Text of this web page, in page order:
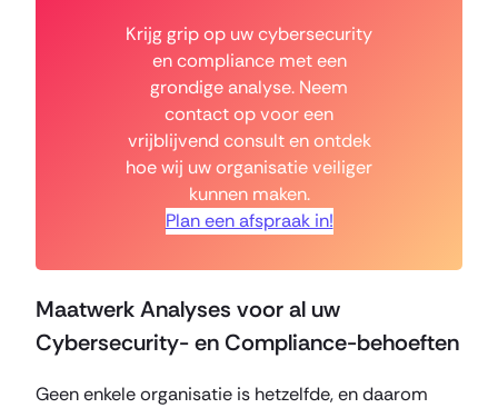
Krijg grip op uw cybersecurity
en compliance met een
grondige analyse. Neem
contact op voor een
vrijblijvend consult en ontdek
hoe wij uw organisatie veiliger
kunnen maken.
Plan een afspraak in!
Maatwerk Analyses voor al uw
Cybersecurity- en Compliance-behoeften
Geen enkele organisatie is hetzelfde, en daarom